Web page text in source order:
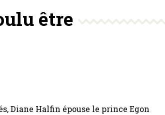
être
Diane Halfin épouse le prince Egon